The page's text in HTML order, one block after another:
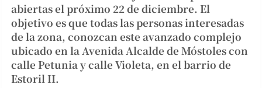
abiertas el próximo 22 de diciembre. El
objetivo es que todas las personas interesadas
de la zona, conozcan este avanzado complejo
ubicado en la Avenida Alcalde de Móstoles con
calle Petunia y calle Violeta, en el barrio de
Estoril II.